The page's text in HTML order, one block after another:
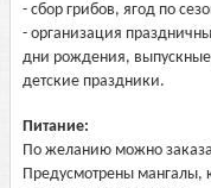
- сбор грибов, ягод по
- организация
дни рождения,
детские праздники.
Питание:
По желанию можно
Предусмотрены мангалы,